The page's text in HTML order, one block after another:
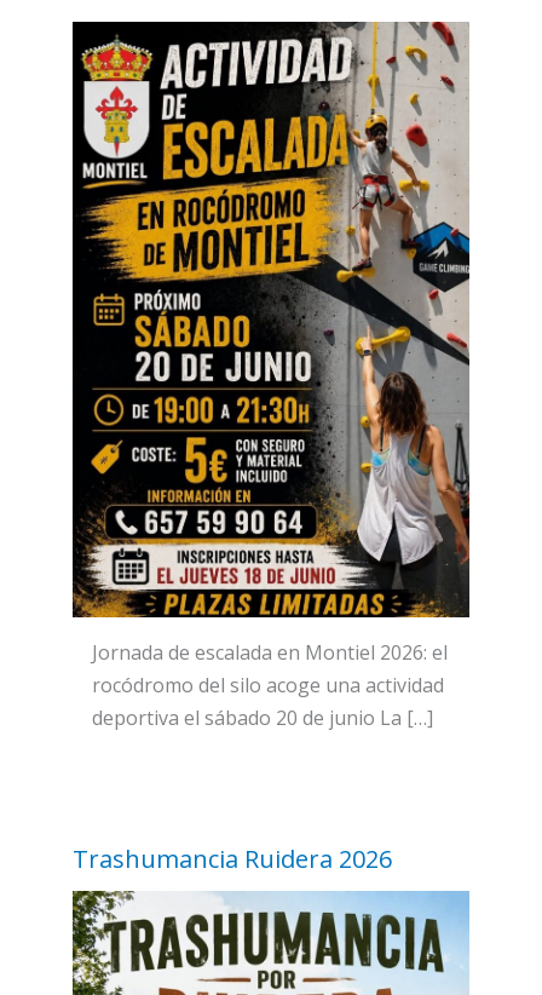
Jornada de escalada en Montiel 2026: el
rocódromo del silo acoge una actividad
deportiva el sábado 20 de junio La […]
Trashumancia Ruidera 2026